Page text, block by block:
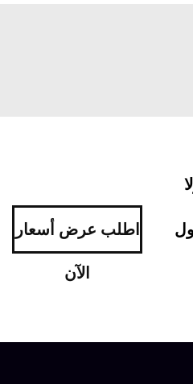
اطلب عرض أسعار
الآن